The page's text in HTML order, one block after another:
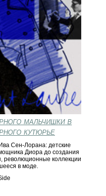
мальчишки в
кутюрье
Сен-Лорана: детские
Диора до создания
революционные коллекции
в моде.